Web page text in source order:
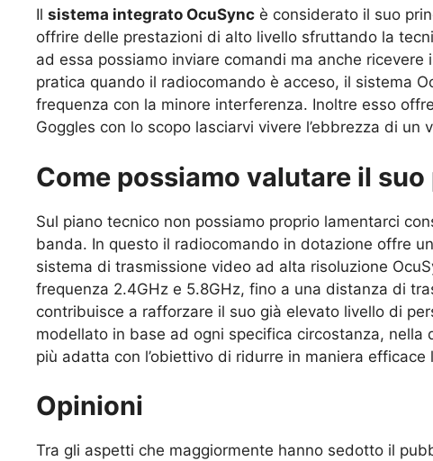
Il sistema integrato OcuSync è considerato il suo
offrire delle prestazioni di alto livello sfruttando la
ad essa possiamo inviare comandi ma anche
pratica quando il radiocomando è acceso, il sistema
frequenza con la minore interferenza. Inoltre esso
Goggles con lo scopo lasciarvi vivere l’ebbrezza di
Come possiamo valutare il
Sul piano tecnico non possiamo proprio lamentarci
banda. In questo il radiocomando in dotazione offre
sistema di trasmissione video ad alta risoluzione
frequenza 2.4GHz e 5.8GHz, fino a una distanza di
contribuisce a rafforzare il suo già elevato livello di
modellato in base ad ogni specifica circostanza,
più adatta con l’obiettivo di ridurre in maniera efficace
Opinioni
Tra gli aspetti che maggiormente hanno sedotto il